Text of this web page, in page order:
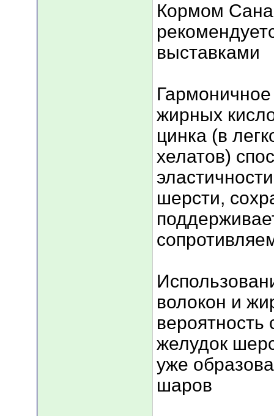
Кормом
выставками
жирных
цинка (в
хелатов)
шерсти,
волокон и
желудок
уже
шаров